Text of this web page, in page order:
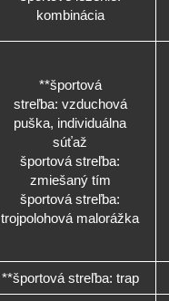
kombinácia
**športová
streľba: vzduchová
puška, individuálna
súťaž
športová streľba:
zmiešaný tím
športová streľba:
trojpolohová malorážka
**športová streľba: trap